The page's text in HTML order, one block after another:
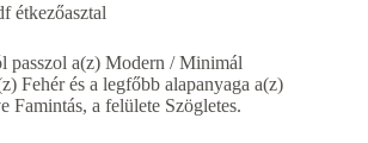
étkezőasztal
passzol a(z) Modern / Minimál
Fehér és a legfőbb alapanyaga a(z)
a felülete Szögletes.